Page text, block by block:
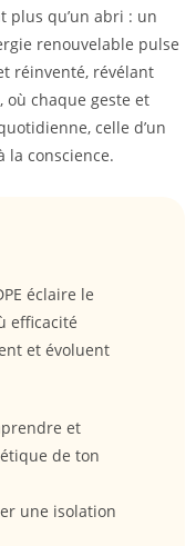
plus qu’un abri : un
renouvelable pulse
réinventé, révélant
où chaque geste et
celle d’un
la conscience.
éclaire le
efficacité
et évoluent
et
de ton
une isolation